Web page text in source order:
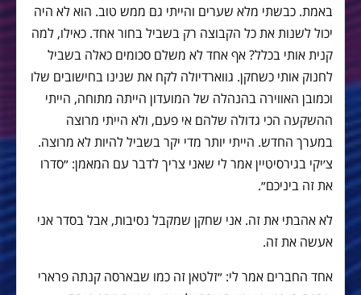
באמת. כבשתי מלא שערים והייתי גם ממש טוב. הוא לא היה
יכול לשנות את כל הקבוצה רק בשביל בחור אחד. כאילו, למה
קנית אותי בכלל? אף אחד לא משלם סכומים כאלה בשביל
לחנוק אותי כשחקן. גווארדיולה לקח את שנינו בחישובים שלו
וכמובן האווירה בהנהלה של המועדון הייתה מתוחה, הייתי
ההשקעה הכי גדולה שלהם אי פעם, ולא הייתי מרוצה
במערך החדש. הייתי יותר מדי יקר בשביל להיות לא מרוצה.
צ׳יקי בגירסיטיין אמר לי שאני צריך לדבר עם המאמן: ״סדרו
את זה ביניכם״.
לא אהבתי את זה. אני שחקן שמקבל נסיבות, אבל בסדר אני
אעשה את זה.
אחד החברים אמר לי: ״זלטאן זה כמו שבארסה קנתה פרארי